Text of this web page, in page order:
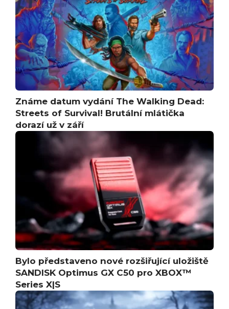
Známe datum vydání The Walking Dead:
Streets of Survival! Brutální mlátička
dorazí už v září
Bylo představeno nové rozšiřující uložiště
SANDISK Optimus GX C50 pro XBOX™
Series X|S